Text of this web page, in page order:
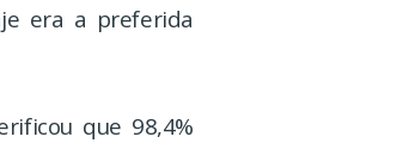
era a preferida
que 98,4%